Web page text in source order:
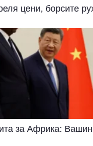
цени, борсите
за Африка: